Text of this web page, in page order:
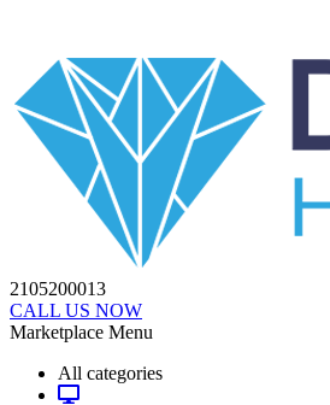
2105200013
CALL US NOW
Marketplace Menu
All categories